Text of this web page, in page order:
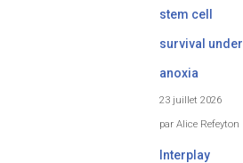
stem cell
survival under
anoxia
23 juillet 2026
par Alice Refeyton
Interplay